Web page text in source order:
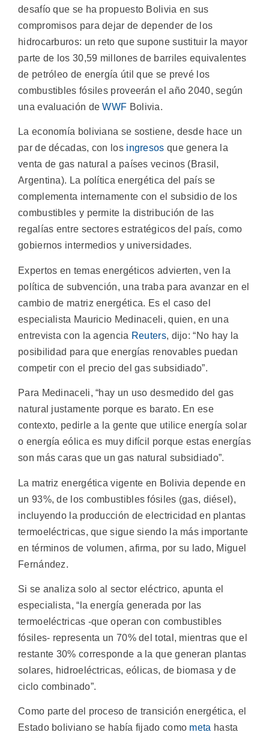
desafío que se ha propuesto Bolivia en sus
compromisos para dejar de depender de los
hidrocarburos: un reto que supone sustituir la mayor
parte de los 30,59 millones de barriles equivalentes
de petróleo de energía útil que se prevé los
combustibles fósiles proveerán el año 2040, según
una evaluación deWWF Bolivia.
La economía boliviana se sostiene, desde hace un
par de décadas, con los ingresos que genera la
venta de gas natural a países vecinos (Brasil,
Argentina). La política energética del país se
complementa internamente con el subsidio de los
combustibles y permite la distribución de las
regalías entre sectores estratégicos del país, como
gobiernos intermedios y universidades.
Expertos en temas energéticos advierten, ven la
política de subvención, una traba para avanzar en el
cambio de matriz energética. Es el caso del
especialista Mauricio Medinaceli, quien, en una
entrevista con la agencia Reuters, dijo: “No hay la
posibilidad para que energías renovables puedan
competir con el precio del gas subsidiado”.
Para Medinaceli, “hay un uso desmedido del gas
natural justamente porque es barato. En ese
contexto, pedirle a la gente que utilice energía solar
o energía eólica es muy difícil porque estas energías
son más caras que un gas natural subsidiado”.
La matriz energética vigente en Bolivia depende en
un 93%, de los combustibles fósiles (gas, diésel),
incluyendo la producción de electricidad en plantas
termoeléctricas, que sigue siendo la más importante
en términos de volumen, afirma, por su lado, Miguel
Fernández.
Si se analiza solo al sector eléctrico, apunta el
especialista, “la energía generada por las
termoeléctricas -que operan con combustibles
fósiles- representa un 70% del total, mientras que el
restante 30% corresponde a la que generan plantas
solares, hidroeléctricas, eólicas, de biomasa y de
ciclo combinado”.
Como parte del proceso de transición energética, el
Estado boliviano se había fijado como meta hasta